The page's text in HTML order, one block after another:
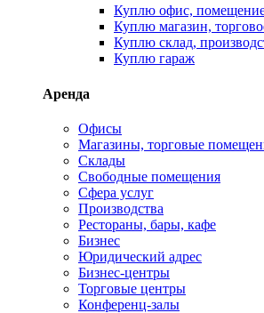
Куплю офис,
Куплю магазин,
Куплю склад,
Куплю гараж
Аренда
Офисы
Магазины, торговые
Склады
Свободные помещения
Сфера услуг
Производства
Рестораны, бары, кафе
Бизнес
Юридический адрес
Бизнес-центры
Торговые центры
Конференц-залы